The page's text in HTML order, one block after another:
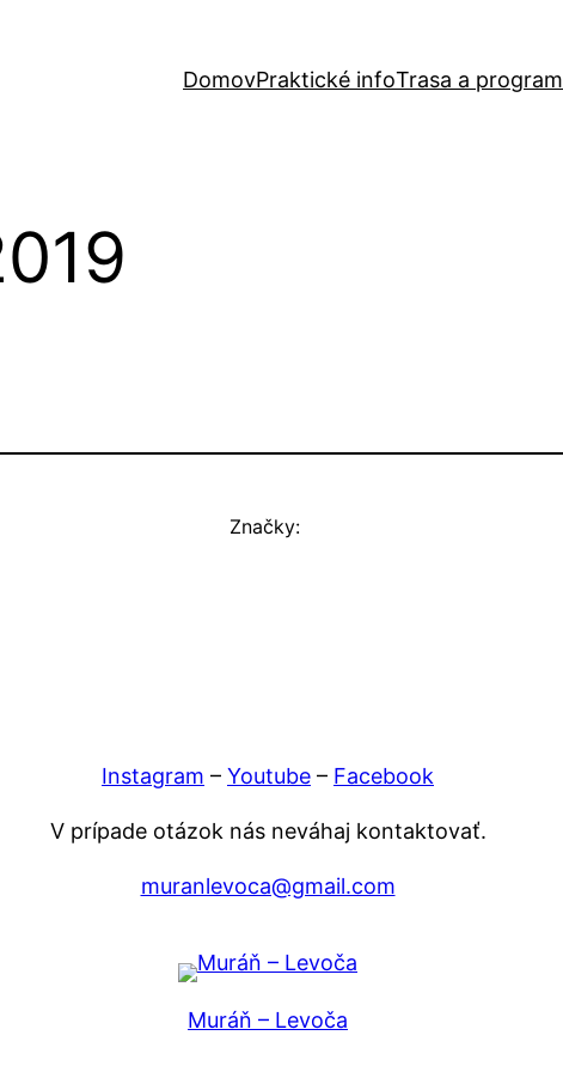
DomovPraktické infoTrasa a program
Značky:
Instagram – Youtube – Facebook
V prípade otázok nás neváhaj kontaktovať.
muranlevoca@gmail.com
Muráň – Levoča